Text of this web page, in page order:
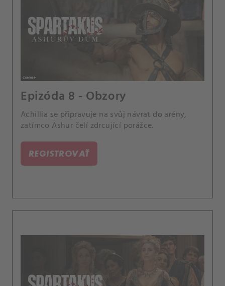
Epizóda 8 - Obzory
Achillia se připravuje na svůj návrat do arény,
zatímco Ashur čelí zdrcující porážce.
REGISTROVAŤ